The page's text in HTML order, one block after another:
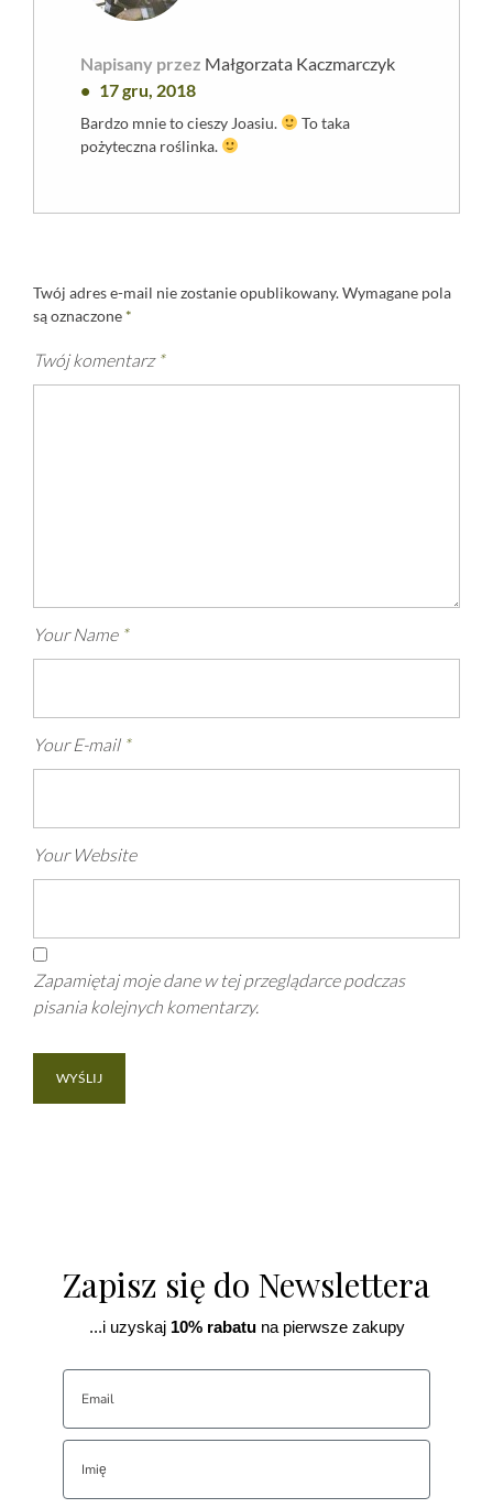
Napisany przez Małgorzata Kaczmarczyk
17 gru, 2018
Bardzo mnie to cieszy Joasiu.
To taka
pożyteczna roślinka.
Twój adres e-mail nie zostanie opublikowany.Wymagane pola
są oznaczone *
Twój komentarz *
Your Name *
Your E-mail *
Your Website
Zapamiętaj moje dane w tej przeglądarce podczas
pisania kolejnych komentarzy.
Zapisz się do Newslettera
...i uzyskaj10% rabatuna pierwsze zakupy